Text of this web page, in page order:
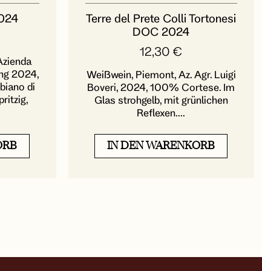
2024,
di
Terre del Prete Colli Tortonesi
DOC 2024
12,30€
Weißwein, Piemont, Az. Agr. Luigi
Boveri, 2024, 100% Cortese. Im
Glas strohgelb, mit grünlichen
Reflexen....
IN DEN WARENKORB